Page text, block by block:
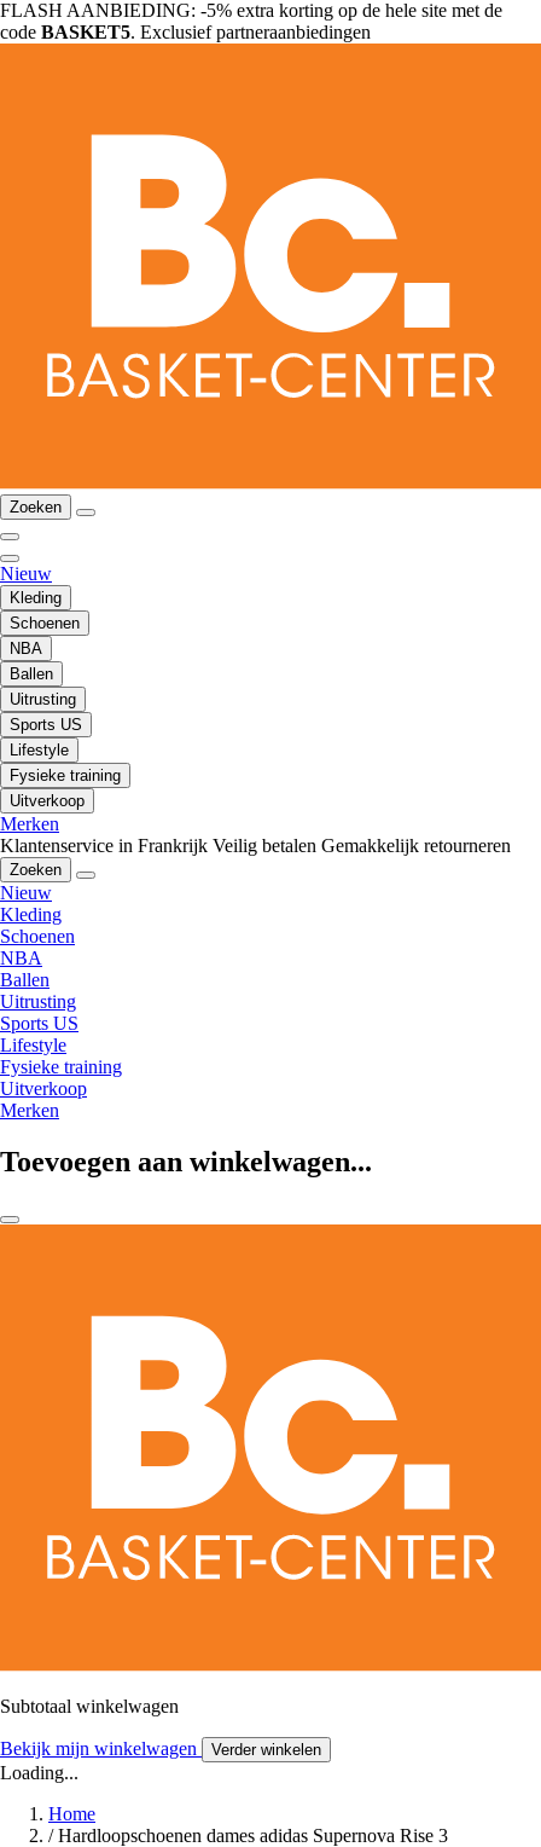
FLASH AANBIEDING: -5% extra korting op de hele site met de
code BASKET5. Exclusief partneraanbiedingen
Zoeken
Nieuw
Kleding
Schoenen
NBA
Ballen
Uitrusting
Sports US
Lifestyle
Fysieke training
Uitverkoop
Merken
Klantenservice in Frankrijk Veilig betalen Gemakkelijk retourneren
Zoeken
Nieuw
Kleding
Schoenen
NBA
Ballen
Uitrusting
Sports US
Lifestyle
Fysieke training
Uitverkoop
Merken
Toevoegen aan winkelwagen...
Subtotaal winkelwagen
Bekijk mijn winkelwagen Verder winkelen
Loading...
Home
/ Hardloopschoenen dames adidas Supernova Rise 3